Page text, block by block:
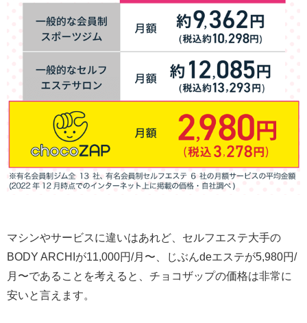
マシンやサービスに違いはあれど、セルフエステ大手の
BODY ARCHIが11,000円/月〜、じぶんdeエステが5,980円/
月〜であることを考えると、チョコザップの価格は非常に
安いと言えます。